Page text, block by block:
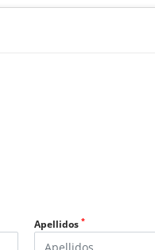
Apellidos *